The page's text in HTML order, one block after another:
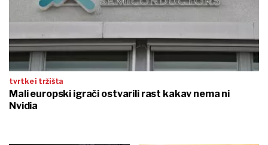
tvrtke i tržišta
Mali europski igrači ostvarili rast kakav nema ni
Nvidia